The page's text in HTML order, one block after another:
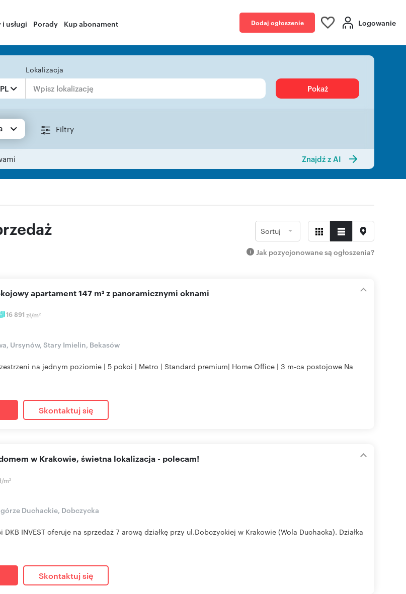
usługi Porady Kup abonament Dodaj ogłoszenie Logowanie
PL
Lokalizacja
Pokaż
Filtry
Znajdź z AI
Sortuj
Jak pozycjonowane są ogłoszenia?
16 891 zł/m2
apartament 147 m² z panoramicznymi oknami
Ursynów, Stary Imielin, Bekasów
na jednym poziomie | 5 pokoi | Metro | Standard premium| Home Office | 3 m-ca postojowe Na
Skontaktuj się
m2
domem w Krakowie, świetna lokalizacja - polecam!
Duchackie, Dobczycka
INVEST oferuje na sprzedaż 7 arową działkę przy ul.Dobczyckiej w Krakowie (Wola Duchacka). Działka
Skontaktuj się